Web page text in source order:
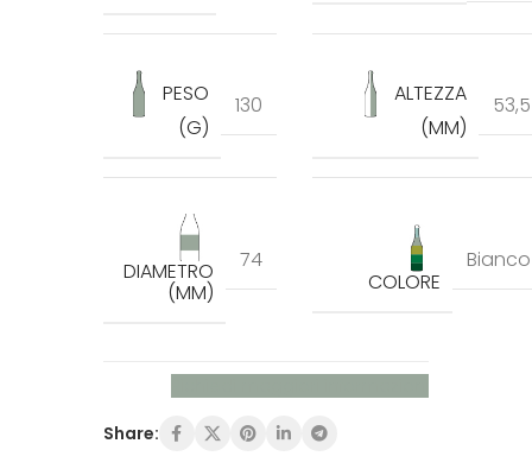
PESO
(G)
130
ALTEZZA
(MM)
53,5
DIAMETRO
(MM)
74
COLORE
Bianco
Share: